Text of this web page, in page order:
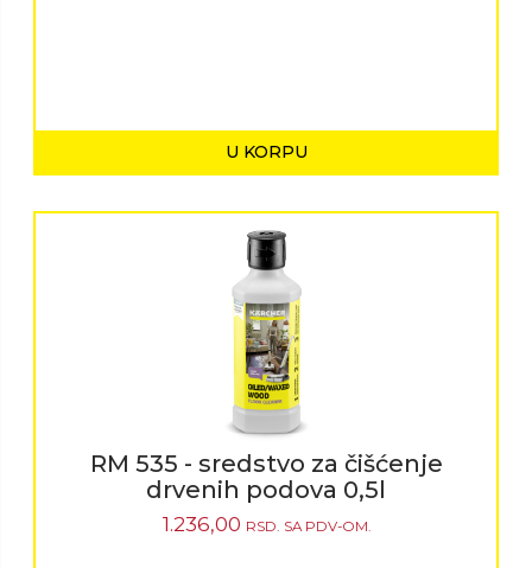
U KORPU
RM 535 - sredstvo za čišćenje
drvenih podova 0,5l
1.236,00 RSD. SA PDV-OM.